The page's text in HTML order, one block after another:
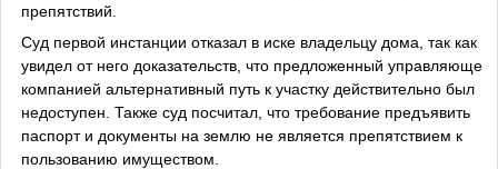
препятствий.
Суд первой инстанции отказал в иске владельцу дома, так как не
увидел от него доказательств, что предложенный управляющей
компанией альтернативный путь к участку действительно был
недоступен. Также суд посчитал, что требование предъявить
паспорт и документы на землю не является препятствием к
пользованию имуществом.